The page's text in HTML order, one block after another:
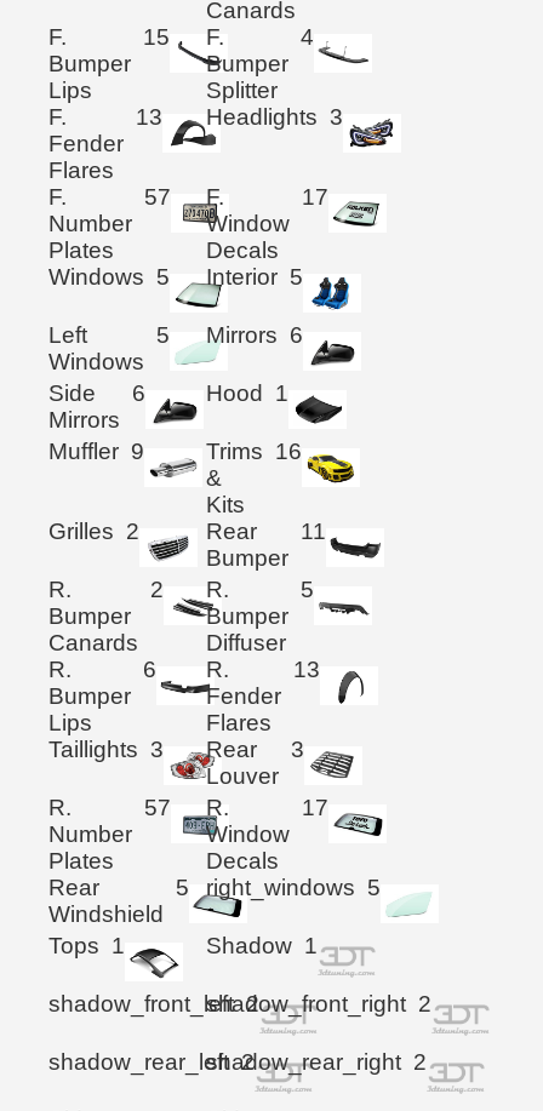
Canards
F.
Bumper
Lips
15
F.
Bumper
Splitter
4
F.
Fender
Flares
13 Headlights 3
F.
Number
Plates
57
F.
Window
Decals
17
Windows 5 Interior 5
Left
Windows
5 Mirrors 6
Side
Mirrors
6 Hood 1
Muffler 9
Trims
&
Kits
16
Grilles 2
Rear
Bumper
11
R.
Bumper
Canards
2
R.
Bumper
Diffuser
5
R.
Bumper
Lips
6
R.
Fender
Flares
13
Taillights 3
Rear
Louver
3
R.
Number
Plates
57
R.
Window
Decals
17
Rear
Windshield
5 right_windows 5
Tops 1 Shadow 1
shadow_front_left 2
shadow_front_right 2
shadow_rear_left 2
shadow_rear_right 2